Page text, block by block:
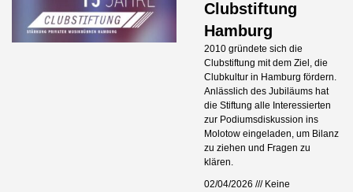
Clubstiftung
Hamburg
2010 gründete sich die
Clubstiftung mit dem Ziel, die
Clubkultur in Hamburg fördern.
Anlässlich des Jubiläums hat
die Stiftung alle Interessierten
zur Podiumsdiskussion ins
Molotow eingeladen, um Bilanz
zu ziehen und Fragen zu
klären.
02/04/2026
Keine